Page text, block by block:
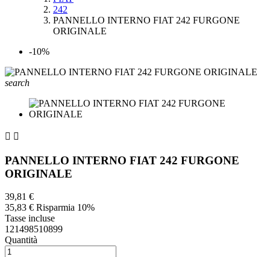
242
PANNELLO INTERNO FIAT 242 FURGONE
ORIGINALE
-10%
search
 
PANNELLO INTERNO FIAT 242 FURGONE
ORIGINALE
39,81 €
35,83 € Risparmia 10%
Tasse incluse
121498510899
Quantità